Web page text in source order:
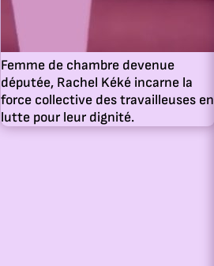
Femme de chambre devenue
députée, Rachel Kéké incarne la
force collective des travailleuses en
lutte pour leur dignité.